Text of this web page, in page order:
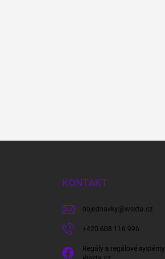
KONTAKT
objednavky@wexta.cz
+420 608 116 996
Regály a regálové systémy l